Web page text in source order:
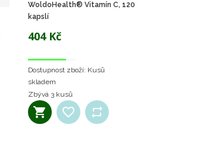
WoldoHealth® Vitamín C, 120
kapslí
404 Kč
Dostupnost zboží: Kusů
skladem
Zbývá 3 kusů